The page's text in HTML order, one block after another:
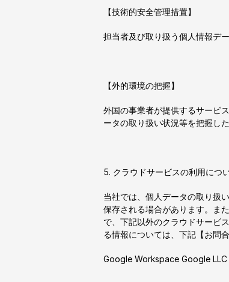
【技術的安全管理措置】
担当者及び取り扱う個人情報デ
【外的環境の把握】
外国の事業者が提供するサービ
ータの取り扱い状況等を把握し
5. クラウドサービスの利用につ
当社では、個人データの取り扱
保存される場合があります。ま
で、下記以外のクラウドサービ
る情報については、下記【お問
Google Workspace Google LLC